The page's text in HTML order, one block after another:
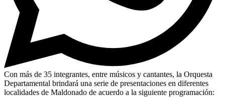
Con más de 35 integrantes, entre músicos y cantantes, la Orquesta
Departamental brindará una serie de presentaciones en diferentes
localidades de Maldonado de acuerdo a la siguiente programación: